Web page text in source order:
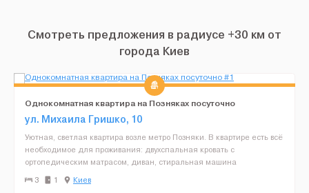
Смотреть предложения в радиусе +30 км от
города Киев
Однокомнатная квартира на Позняках посуточно
ул. Михаила Гришко, 10
Уютная, светлая квартира возле метро Позняки. В квартире есть всё
необходимое для проживания: двухспальная кровать с
ортопедическим матрасом, диван, стиральная машина
кондиционер, кухня укомплектована посудой. Рядом торговые
центр...
3 1 Киев